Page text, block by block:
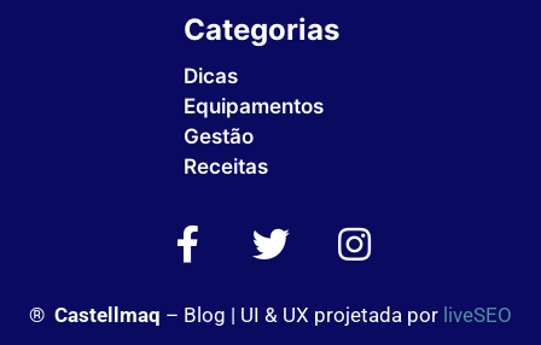
Categorias
Dicas
Equipamentos
Gestão
Receitas
® Castellmaq – Blog | UI & UX projetada por liveSEO